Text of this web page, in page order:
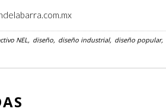
NEL diseño diseño industrial diseño popular